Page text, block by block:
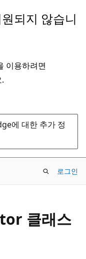
되지 않습니
이용하려면
에 대한 추가 정
로그인
클래스